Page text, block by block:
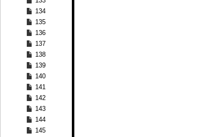
134
135
136
137
138
139
140
141
142
143
144
145